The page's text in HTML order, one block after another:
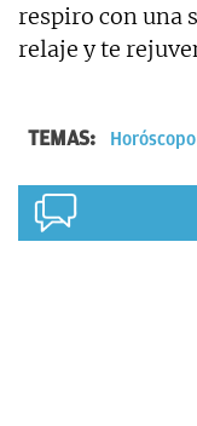
respiro con una
relaje y te
TEMAS: